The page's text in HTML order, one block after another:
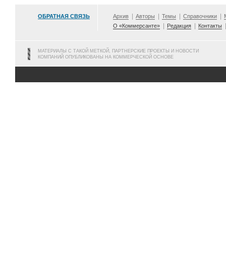
ОБРАТНАЯ СВЯЗЬ Архив Авторы Темы Справочники
О «Коммерсанте»
Редакция Контакты
МАТЕРИАЛЫ С ТАКОЙ МЕТКОЙ, ПАРТНЕРСКИЕ ПРОЕКТЫ И НОВОСТИ
КОМПАНИЙ ОПУБЛИКОВАНЫ НА КОММЕРЧЕСКОЙ ОСНОВЕ